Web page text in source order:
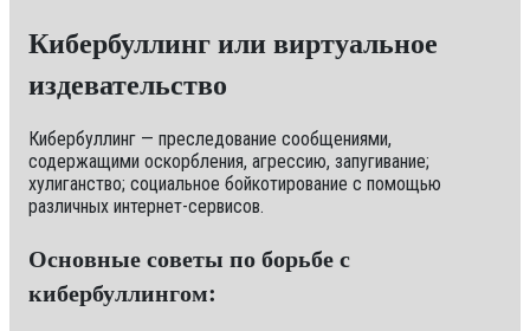
Кибербуллинг или виртуальное
издевательство
Кибербуллинг — преследование сообщениями,
содержащими оскорбления, агрессию, запугивание;
хулиганство; социальное бойкотирование с помощью
различных интернет-сервисов.
Основные советы по борьбе с
кибербуллингом: